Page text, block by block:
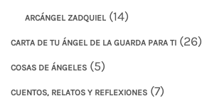
ARCÁNGEL ZADQUIEL (14)
CARTA DE TU ÁNGEL DE LA GUARDA PARA TI (26)
COSAS DE ÁNGELES (5)
CUENTOS, RELATOS Y REFLEXIONES (7)